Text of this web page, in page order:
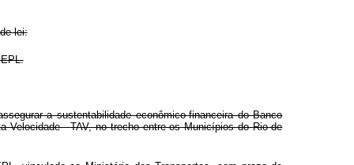
lei:
a sustentabilidade econômico-financeira do Banco
Velocidade - TAV, no trecho entre os Municípios do Rio de